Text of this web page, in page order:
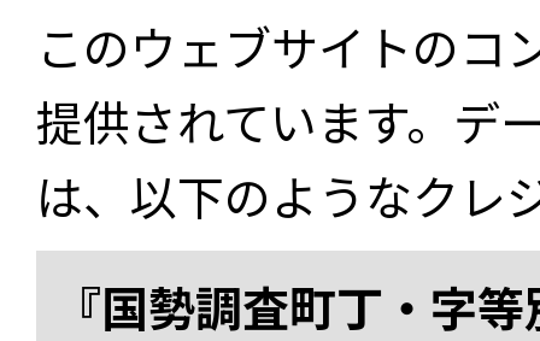
このウェブサイトのコ
提供されています。デ
は、以下のようなクレ
『国勢調査町丁・字